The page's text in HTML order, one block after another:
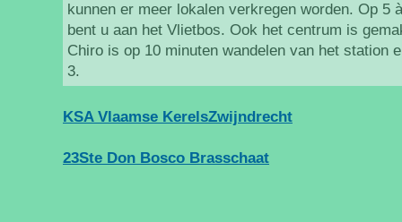
kunnen er meer lokalen verkregen worden. Op 5
bent u aan het Vlietbos. Ook het centrum is
Chiro is op 10 minuten wandelen van het station
3.
KSA Vlaamse KerelsZwijndrecht
23Ste Don Bosco Brasschaat